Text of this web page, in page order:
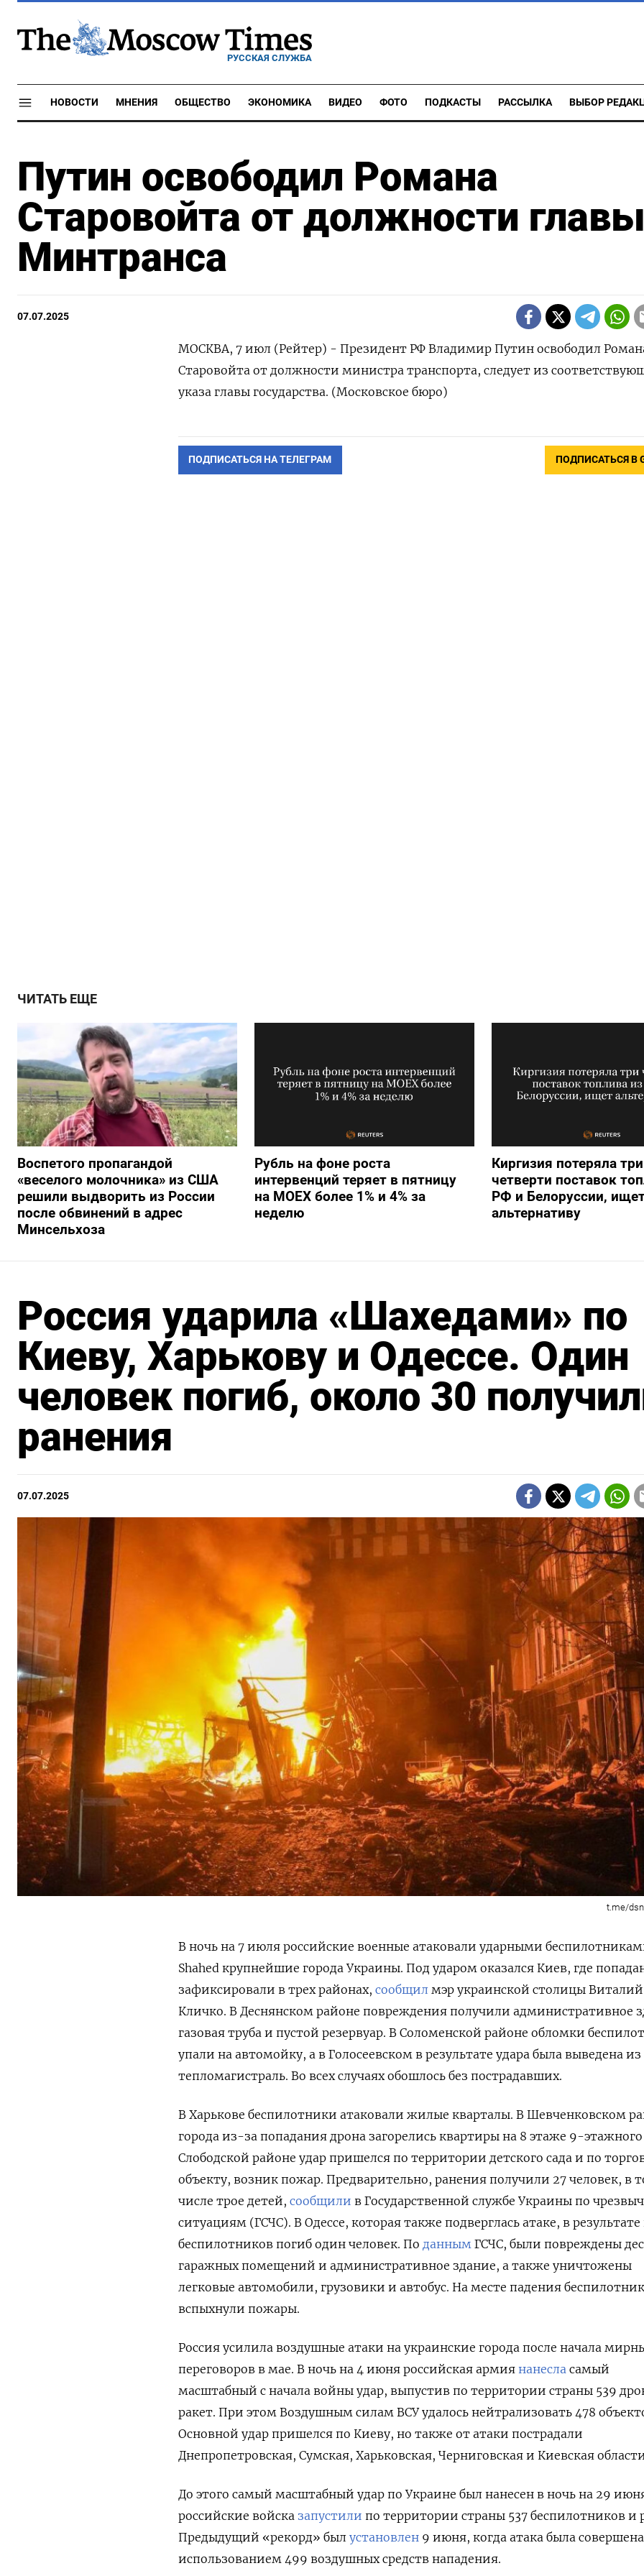
РУССКАЯ СЛУЖБА
НОВОСТИ МНЕНИЯ ОБЩЕСТВО ЭКОНОМИКА ВИДЕО ФОТО ПОДКАСТЫ РАССЫЛКА ВЫБОР
Путин освободил Романа
Старовойта от должности
Минтранса
07.07.2025
МОСКВА, 7 июл (Рейтер) - Президент РФ Владимир Путин освободил
Старовойта от должности министра транспорта, следует из
указа главы государства. (Московское бюро)
ПОДПИСАТЬСЯ НА ТЕЛЕГРАМ ПОДПИСАТЬСЯ В
ЧИТАТЬ ЕЩЕ
Воспетого пропагандой
«веселого молочника» из США
решили выдворить из России
после обвинений в адрес
Минсельхоза
Рубль на фоне роста
интервенций теряет в пятницу
на МОЕХ более 1% и 4% за
неделю
Киргизия потеряла три
четверти поставок
РФ и Белоруссии,
альтернативу
Россия ударила «Шахедами» по
Киеву, Харькову и Одессе. Один
человек погиб, около 30
ранения
07.07.2025
t.me/
В ночь на 7 июля российские военные атаковали ударными
Shahed крупнейшие города Украины. Под ударом оказался Киев, где
зафиксировали в трех районах, сообщил мэр украинской столицы Виталий
Кличко. В Деснянском районе повреждения получили административное
газовая труба и пустой резервуар. В Соломенской районе обломки
упали на автомойку, а в Голосеевском в результате удара была выведена из
тепломагистраль. Во всех случаях обошлось без пострадавших.
В Харькове беспилотники атаковали жилые кварталы. В Шевченковском
города из-за попадания дрона загорелись квартиры на 8 этаже 9-
Слободской районе удар пришелся по территории детского сада и по
объекту, возник пожар. Предварительно, ранения получили 27 человек, в
числе трое детей, сообщили в Государственной службе Украины по
ситуациям (ГСЧС). В Одессе, которая также подверглась атаке, в результате
беспилотников погиб один человек. По данным ГСЧС, были повреждены
гаражных помещений и административное здание, а также уничтожены
легковые автомобили, грузовики и автобус. На месте падения
вспыхнули пожары.
Россия усилила воздушные атаки на украинские города после начала
переговоров в мае. В ночь на 4 июня российская армия нанесла самый
масштабный с начала войны удар, выпустив по территории страны 539
ракет. При этом Воздушным силам ВСУ удалось нейтрализовать 478
Основной удар пришелся по Киеву, но также от атаки пострадали
Днепропетровская, Сумская, Харьковская, Черниговская и Киевская
До этого самый масштабный удар по Украине был нанесен в ночь на 29
российские войска запустили по территории страны 537 беспилотников и
Предыдущий «рекорд» был установлен 9 июня, когда атака была
использованием 499 воздушных средств нападения.